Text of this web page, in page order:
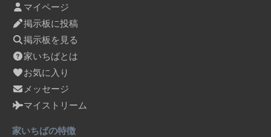
マイページ
掲示板に投稿
掲示板を見る
家いちばとは
お気に入り
メッセージ
マイストリーム
家いちばの特徴